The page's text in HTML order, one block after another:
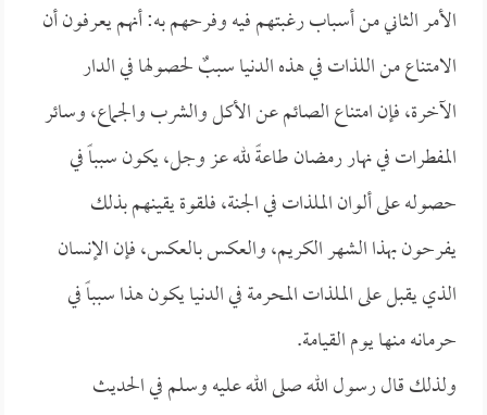
الأمر الثاني من أسباب رغبتهم فيه وفرحهم به: أنهم يعرفون أن
الامتناع من اللذات في هذه الدنيا سببٌ لحصولها في الدار
الآخرة، فإن امتناع الصائم عن الأكل والشرب والجماع، وسائر
المفطرات في نهار رمضان طاعةً لله عز وجل، يكون سبباً في
حصوله على ألوان الملذات في الجنة، فلقوة يقينهم بذلك
يفرحون بهذا الشهر الكريم، والعكس بالعكس، فإن الإنسان
الذي يقبل على الملذات المحرمة في الدنيا يكون هذا سبباً في
حرمانه منها يوم القيامة.
ولذلك قال رسول الله صلى الله عليه وسلم في الحديث